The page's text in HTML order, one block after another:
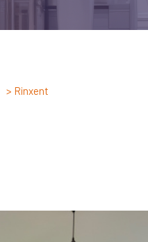
Rinxent